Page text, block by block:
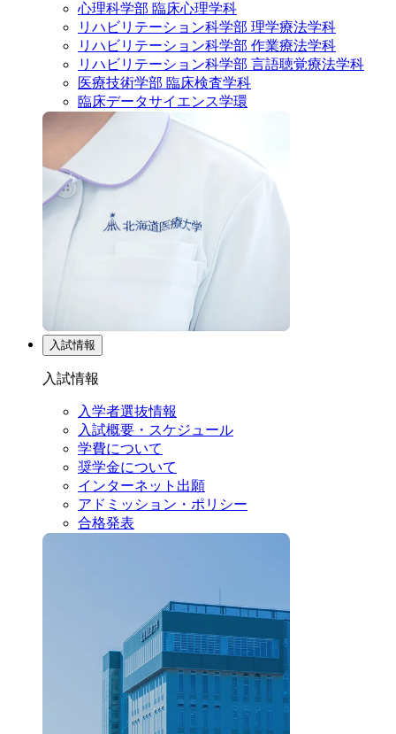
心理科学部 臨床心理学科
リハビリテーション科学部 理学療法学科
リハビリテーション科学部 作業療法学科
リハビリテーション科学部 言語聴覚療法学科
医療技術学部 臨床検査学科
臨床データサイエンス学環
入試情報
入試情報
入学者選抜情報
入試概要・スケジュール
学費について
奨学金について
インターネット出願
アドミッション・ポリシー
合格発表